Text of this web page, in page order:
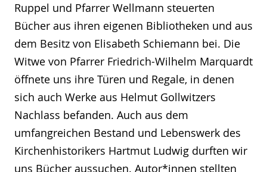
Ruppel und Pfarrer Wellmann steuerten
Bücher aus ihren eigenen Bibliotheken und aus
dem Besitz von Elisabeth Schiemann bei. Die
Witwe von Pfarrer Friedrich-Wilhelm Marquardt
öffnete uns ihre Türen und Regale, in denen
sich auch Werke aus Helmut Gollwitzers
Nachlass befanden. Auch aus dem
umfangreichen Bestand und Lebenswerk des
Kirchenhistorikers Hartmut Ludwig durften wir
uns Bücher aussuchen. Autor*innen stellten